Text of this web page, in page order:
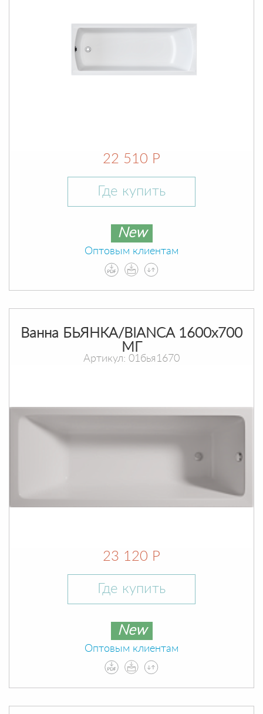
22 510 Р
Где купить
New
Оптовым клиентам
Ванна БЬЯНКА/BIANCA 1600х700
МГ
Артикул: 01бья1670
23 120 Р
Где купить
New
Оптовым клиентам